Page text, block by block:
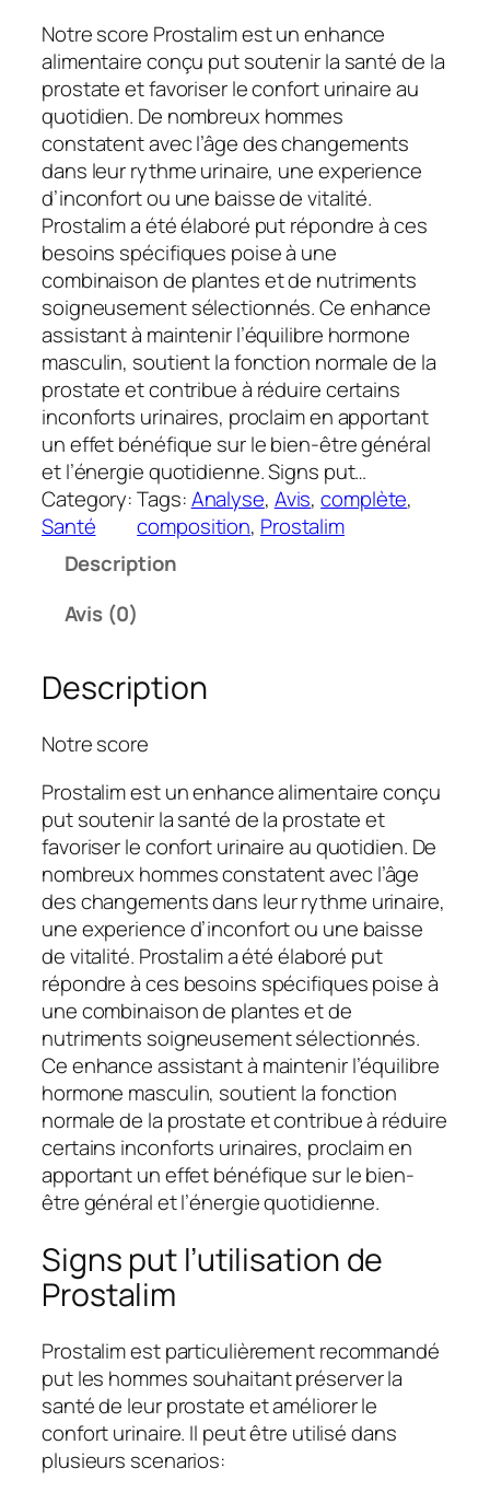
Notre score Prostalim est un enhance
alimentaire conçu put soutenir la santé de la
prostate et favoriser le confort urinaire au
quotidien. De nombreux hommes
constatent avec l’âge des changements
dans leur rythme urinaire, une experience
d’inconfort ou une baisse de vitalité.
Prostalim a été élaboré put répondre à ces
besoins spécifiques poise à une
combinaison de plantes et de nutriments
soigneusement sélectionnés. Ce enhance
assistant à maintenir l’équilibre hormone
masculin, soutient la fonction normale de la
prostate et contribue à réduire certains
inconforts urinaires, proclaim en apportant
un effet bénéfique sur le bien-être général
et l’énergie quotidienne. Signs put…
Category:
Santé
Tags:Analyse, Avis, complète
composition, Prostalim
Description
Avis (0)
Description
Notre score
Prostalim est un enhance alimentaire conçu
put soutenir la santé de la prostate et
favoriser le confort urinaire au quotidien. De
nombreux hommes constatent avec l’âge
des changements dans leur rythme urinaire,
une experience d’inconfort ou une baisse
de vitalité. Prostalim a été élaboré put
répondre à ces besoins spécifiques poise à
une combinaison de plantes et de
nutriments soigneusement sélectionnés.
Ce enhance assistant à maintenir l’équilibre
hormone masculin, soutient la fonction
normale de la prostate et contribue à réduire
certains inconforts urinaires, proclaim en
apportant un effet bénéfique sur le bien-
être général et l’énergie quotidienne.
Signs put l’utilisation de
Prostalim
Prostalim est particulièrement recommandé
put les hommes souhaitant préserver la
santé de leur prostate et améliorer le
confort urinaire. Il peut être utilisé dans
plusieurs scenarios: